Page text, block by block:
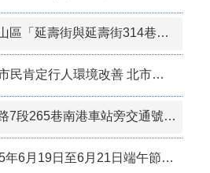
街與延壽街314巷」路口實施上課期間時段性行人專用時相
定行人環境改善 北市持續精進人本交通
巷南港車站旁交通號誌遭撞傾倒，請用路人注意。
19日至6月21日端午節連假調整交通管制措施